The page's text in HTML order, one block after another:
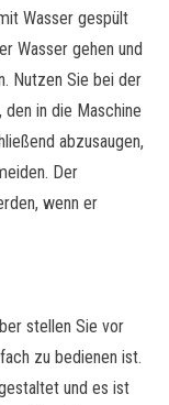
Wasser gespült
Wasser gehen und
Nutzen Sie bei der
in die Maschine
abzusaugen,
Der
wenn er
stellen Sie vor
zu bedienen ist.
und es ist